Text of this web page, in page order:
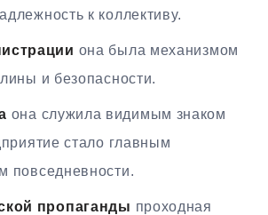
к коллективу.
она была механизмом
и безопасности.
она служила видимым знаком
стало главным
повседневности.
пропаганды проходная